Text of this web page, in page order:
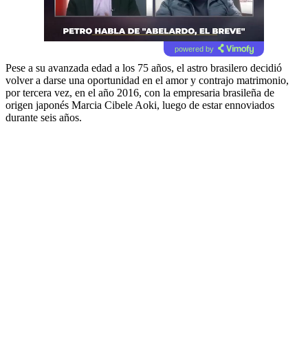
powered by
Pese a su avanzada edad a los 75 años, el astro brasilero decidió
volver a darse una oportunidad en el amor y contrajo matrimonio,
por tercera vez, en el año 2016, con la empresaria brasileña de
origen japonés Marcia Cibele Aoki, luego de estar ennoviados
durante seis años.